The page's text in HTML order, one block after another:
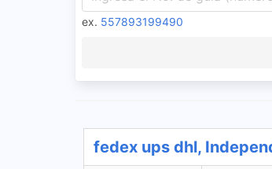
ex. 557893199490
fedex ups dhl,